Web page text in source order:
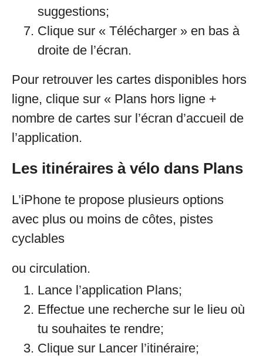
suggestions;
Clique sur « Télécharger » en bas à
droite de l’écran.
Pour retrouver les cartes disponibles hors
ligne, clique sur « Plans hors ligne +
nombre de cartes sur l’écran d’accueil de
l’application.
Les itinéraires à vélo dans Plans
L’iPhone te propose plusieurs options
avec plus ou moins de côtes, pistes
cyclables
ou circulation.
Lance l’application Plans;
Effectue une recherche sur le lieu où
tu souhaites te rendre;
Clique sur Lancer l’itinéraire;